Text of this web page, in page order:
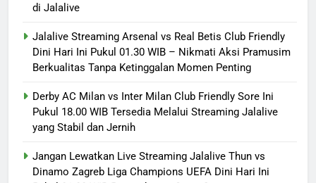
di Jalalive
Jalalive Streaming Arsenal vs Real Betis Club Friendly
Dini Hari Ini Pukul 01.30 WIB – Nikmati Aksi Pramusim
Berkualitas Tanpa Ketinggalan Momen Penting
Derby AC Milan vs Inter Milan Club Friendly Sore Ini
Pukul 18.00 WIB Tersedia Melalui Streaming Jalalive
yang Stabil dan Jernih
Jangan Lewatkan Live Streaming Jalalive Thun vs
Dinamo Zagreb Liga Champions UEFA Dini Hari Ini